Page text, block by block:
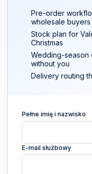
Pre-order
wholesale buyers
Stock plan for
Christmas
Wedding-season
without you
Delivery routing
Pełne imię i nazwisko
E-mail służbowy